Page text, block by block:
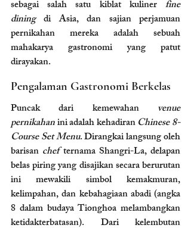
sebagai salah satu kiblat kuliner fine
dining di Asia, dan sajian perjamuan
pernikahan mereka adalah sebuah
mahakarya gastronomi yang patut
dirayakan.
Pengalaman Gastronomi Berkelas
Puncak dari kemewahan venue
pernikahan ini adalah kehadiran Chinese 8-
Course Set Menu. Dirangkai langsung oleh
barisan chef ternama Shangri-La, delapan
belas piring yang disajikan secara berurutan
ini mewakili simbol kemakmuran,
kelimpahan, dan kebahagiaan abadi (angka
8 dalam budaya Tionghoa melambangkan